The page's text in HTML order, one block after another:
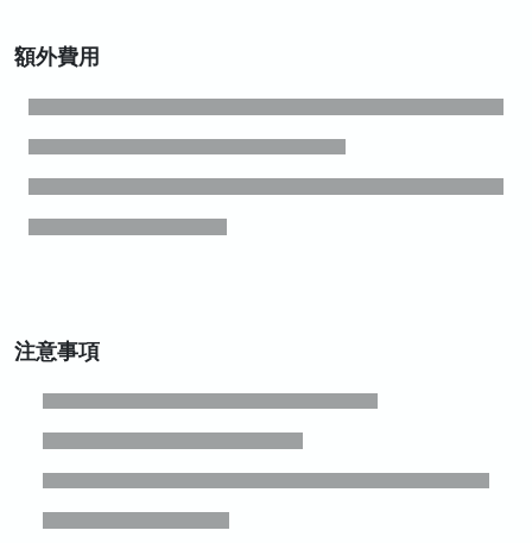
額外費用
注意事項